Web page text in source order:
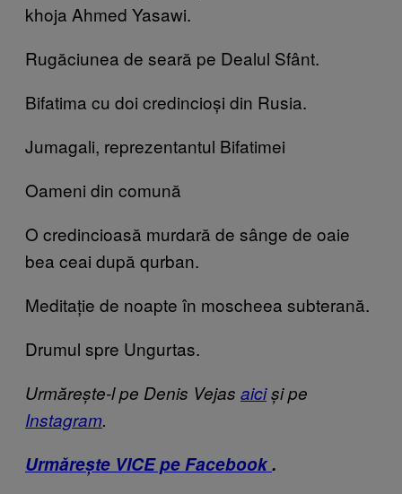
khoja Ahmed Yasawi.
Rugăciunea de seară pe Dealul Sfânt.
Bifatima cu doi credincioși din Rusia.
Jumagali, reprezentantul Bifatimei
Oameni din comună
O credincioasă murdară de sânge de oaie
bea ceai după qurban.
Meditație de noapte în moscheea subterană.
Drumul spre Ungurtas.
Urmărește-l pe Denis Vejas aiciși pe
Instagram.
Urmărește VICE pe Facebook.